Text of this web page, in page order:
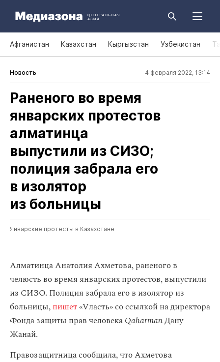
Афганистан Казахстан Кыргызстан Узбекистан
Новость 4 февраля 2022, 13:14
Раненого во время
январских протестов
алматинца
выпустили из СИЗО;
полиция забрала его
в изолятор
из больницы
Январские протесты в Казахстане
Алматинца Анатолия Ахметова, раненого в
челюсть во время январских протестов, выпустили
из СИЗО. Полиция забрала его в изолятор из
больницы,пишет«Vласть» со ссылкой на директора
Фонда защиты прав человекаQaharmanДану
Жанай.
Правозащитница сообщила, что Ахметова